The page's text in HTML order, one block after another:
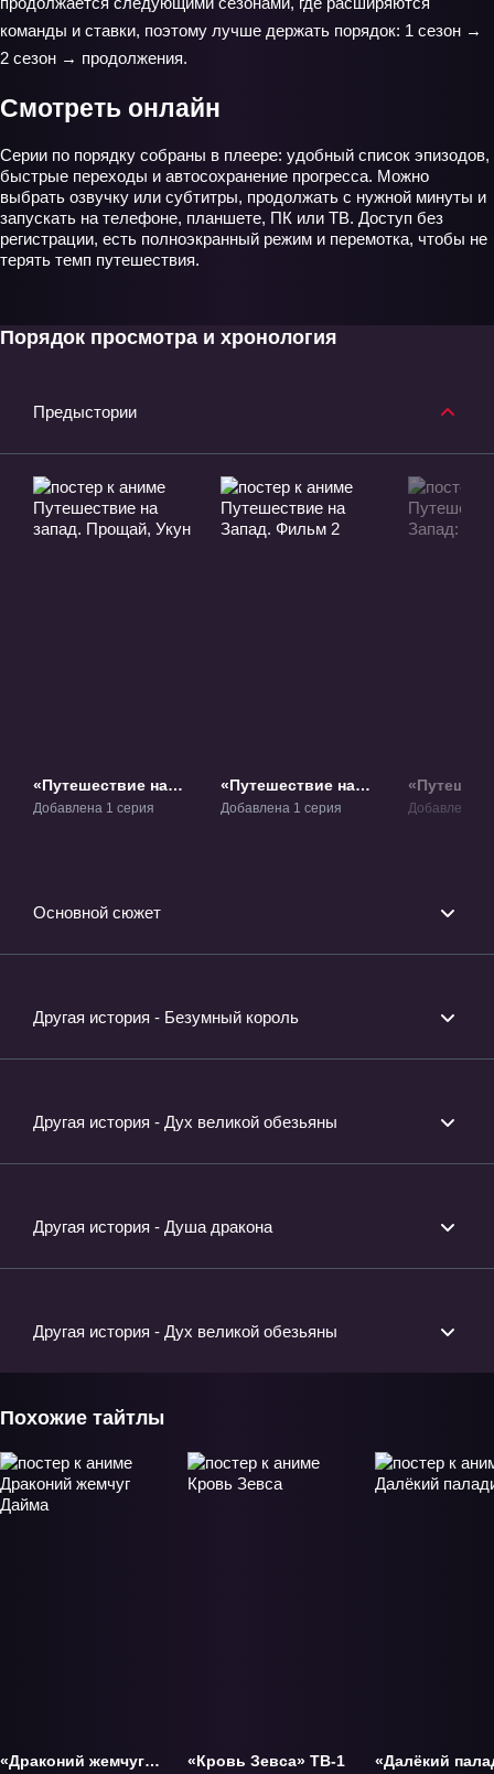
команды и ставки, поэтому лучше держать порядок: 1 сезон →
2 сезон → продолжения.
Смотреть онлайн
Серии по порядку собраны в плеере: удобный список эпизодов,
быстрые переходы и автосохранение прогресса. Можно
выбрать озвучку или субтитры, продолжать с нужной минуты и
запускать на телефоне, планшете, ПК или ТВ. Доступ без
регистрации, есть полноэкранный режим и перемотка, чтобы не
терять темп путешествия.
Порядок просмотра и хронология
Предыстории
«Путешествие на
запад. Прощай,
Добавлена 1 серия
«Путешествие на
Запад. Фильм 2»
Добавлена 1 серия
Запад:
Добавлена 1
Основной сюжет
Другая история - Безумный король
Другая история - Дух великой обезьяны
Другая история - Душа дракона
Другая история - Дух великой обезьяны
Похожие тайтлы
«Драконий жемчуг
«Кровь Зевса» ТВ-1
«Далёкий